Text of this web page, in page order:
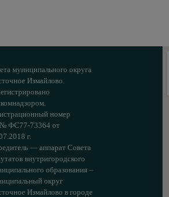
муниципального округа
Измайлово.
номер
ФС77-73364 от
г.
— аппарат Совета
внутригородского
образования –
округ
Измайлово в городе